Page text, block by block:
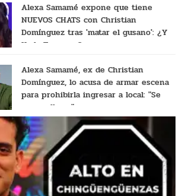
Alexa Samamé expone que tiene
NUEVOS CHATS con Christian
Domínguez tras 'matar el gusano': ¿Y
Karla Tarazona?
Alexa Samamé, ex de Christian
Domínguez, lo acusa de armar escena
para prohibirla ingresar a local: "Se
puso a llorar"